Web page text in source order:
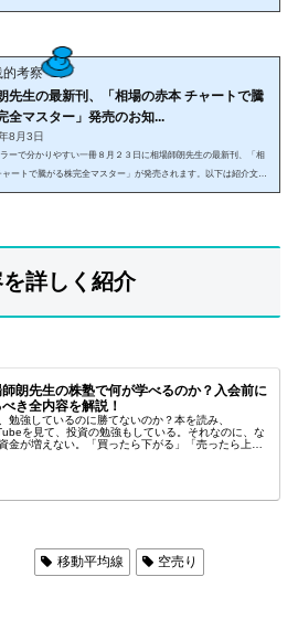
らの抜粋です。トレードで勝つ秘訣! 初級者は「ストライク」のチ
的考察
先生の最新刊、「相場の赤本 チャートで騰
全マスター」発売のお知...
8月3日
ーで分かりやすい一冊８月２３日に相場師朗先生の最新刊、「相
ャートで騰がる株完全マスター」が発売されます。以下は紹介文か
。相場式のド定番、「下半身」や「ものわかれ」から、最新の
詳しく紹介
朗先生の株塾で何が学べるのか？入会前に
き全内容を解説！
勉強しているのに勝てないのか？本を読み、
を見て、投資の勉強もしている。それなのに、な
金が増えない。「買ったら下がる」「売ったら上が
移動平均線
空売り